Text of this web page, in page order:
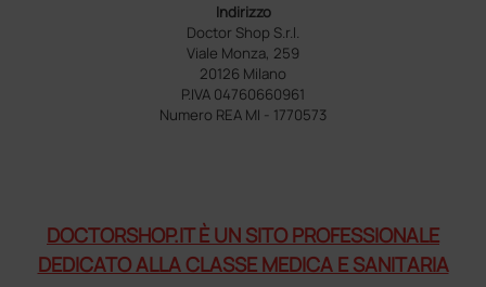
Indirizzo
Doctor Shop S.r.l.
Viale Monza, 259
20126 Milano
P.IVA 04760660961
Numero REA MI - 1770573
DOCTORSHOP.IT È UN SITO PROFESSIONALE
DEDICATO ALLA CLASSE MEDICA E SANITARIA